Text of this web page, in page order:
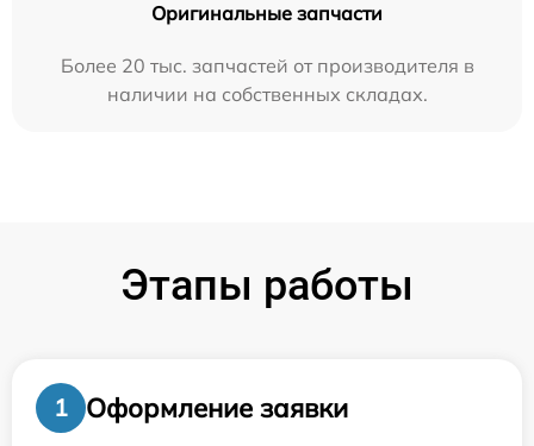
Оригинальные запчасти
Более 20 тыс. запчастей от производителя в
наличии на собственных складах.
Этапы работы
1
Оформление заявки